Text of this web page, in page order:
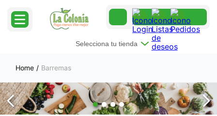
Selecciona tu tienda
Barremas